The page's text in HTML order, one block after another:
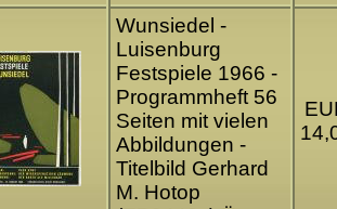
Wunsiedel -
Luisenburg
Festspiele 1966 -
Programmheft 56
Seiten mit vielen
Abbildungen -
Titelbild Gerhard
M. Hotop